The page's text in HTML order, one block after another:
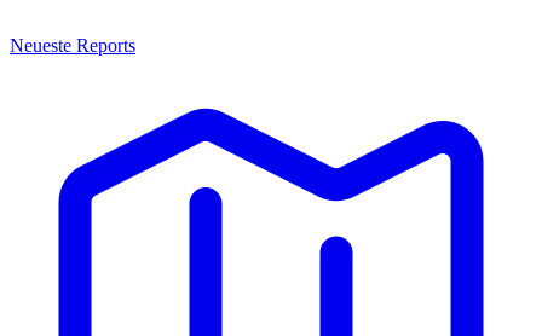
Neueste Reports